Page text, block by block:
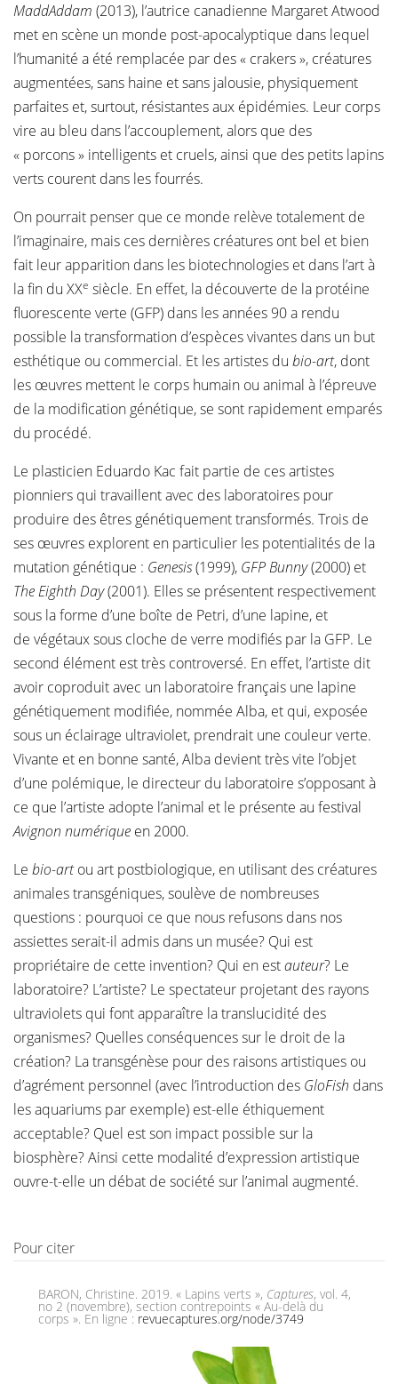
MaddAddam (2013), l’autrice canadienne Margaret Atwood
met en scène un monde post-apocalyptique dans lequel
l’humanité a été remplacée par des « crakers », créatures
augmentées, sans haine et sans jalousie, physiquement
parfaites et, surtout, résistantes aux épidémies. Leur corps
vire au bleu dans l’accouplement, alors que des
« porcons » intelligents et cruels, ainsi que des petits lapins
verts courent dans les fourrés.
On pourrait penser que ce monde relève totalement de
l’imaginaire, mais ces dernières créatures ont bel et bien
fait leur apparition dans les biotechnologies et dans l’art à
la fin du XXe siècle. En effet, la découverte de la protéine
fluorescente verte (GFP) dans les années 90 a rendu
possible la transformation d’espèces vivantes dans un but
esthétique ou commercial. Et les artistes du bio-art, dont
les œuvres mettent le corps humain ou animal à l’épreuve
de la modification génétique, se sont rapidement emparés
du procédé.
Le plasticien Eduardo Kac fait partie de ces artistes
pionniers qui travaillent avec des laboratoires pour
produire des êtres génétiquement transformés. Trois de
ses œuvres explorent en particulier les potentialités de la
mutation génétique : Genesis(1999), GFP Bunny(2000) et
The Eighth Day(2001). Elles se présentent respectivement
sous la forme d’une boîte de Petri, d’une lapine, et
de végétaux sous cloche de verre modifiés par la GFP. Le
second élément est très controversé. En effet, l’artiste dit
avoir coproduit avec un laboratoire français une lapine
génétiquement modifiée, nommée Alba, et qui, exposée
sous un éclairage ultraviolet, prendrait une couleur verte.
Vivante et en bonne santé, Alba devient très vite l’objet
d’une polémique, le directeur du laboratoire s’opposant à
ce que l’artiste adopte l’animal et le présente au festival
Avignon numérique en 2000.
Le bio-artou art postbiologique, en utilisant des créatures
animales transgéniques, soulève de nombreuses
questions : pourquoi ce que nous refusons dans nos
assiettes serait-il admis dans un musée? Qui est
propriétaire de cette invention? Qui en estauteur? Le
laboratoire? L’artiste? Le spectateur projetant des rayons
ultraviolets qui font apparaître la translucidité des
organismes? Quelles conséquences sur le droit de la
création? La transgénèse pour des raisons artistiques ou
d’agrément personnel (avec l’introduction des GloFish dans
les aquariums par exemple) est-elle éthiquement
acceptable? Quel est son impact possible sur la
biosphère? Ainsi cette modalité d’expression artistique
ouvre-t-elle un débat de société sur l’animal augmenté.
Pour citer
BARON, Christine. 2019. « Lapins verts », Captures, vol. 4,
no 2 (novembre), section contrepoints « Au-delà du
corps ». En ligne : revuecaptures.org/node/3749